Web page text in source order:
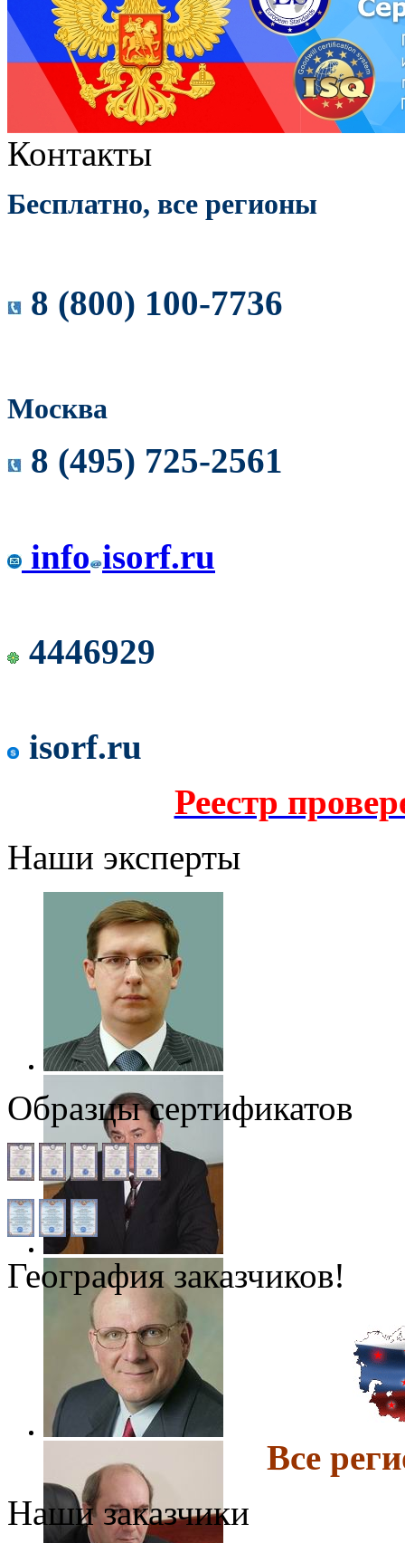
Контакты
Бесплатно, все регионы
8 (800) 100-7736
Москва
8 (495) 725-2561
info isorf.ru
4446929
isorf.ru
Реестр
Наши эксперты
Образцы сертификатов
География заказчиков!
Все
Наши заказчики